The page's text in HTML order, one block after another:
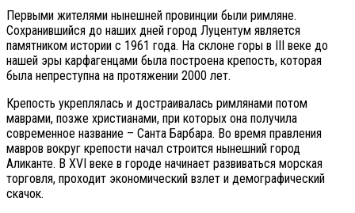
Первыми жителями нынешней провинции были римляне.
Сохранившийся до наших дней город Луцентум является
памятником истории с 1961 года. На склоне горы в III веке до
нашей эры карфагенцами была построена крепость, которая
была непреступна на протяжении 2000 лет.
Крепость укреплялась и достраивалась римлянами потом
маврами, позже христианами, при которых она получила
современное название – Санта Барбара. Во время правления
мавров вокруг крепости начал строится нынешний город
Аликанте. В XVI веке в городе начинает развиваться морская
торговля, проходит экономический взлет и демографический
скачок.